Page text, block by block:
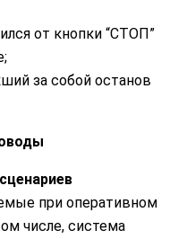
от кнопки “СТОП”
за собой останов
при оперативном
числе, система